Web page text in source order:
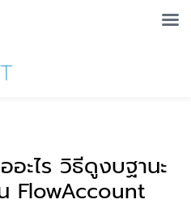
อะไร วิธีดูงบฐานะ
FlowAccount